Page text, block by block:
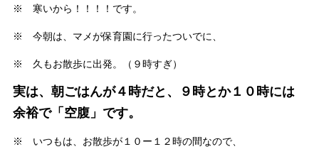
※ 寒いから！！！！です。
※ 今朝は、マメが保育園に行ったついでに、
※ 久もお散歩に出発。（９時すぎ）
実は、朝ごはんが４時だと、９時とか１０時には
余裕で「空腹」です。
※ いつもは、お散歩が１０ー１２時の間なので、